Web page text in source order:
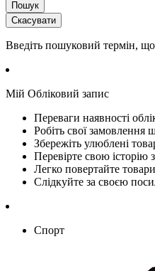
Пошук
Скасувати
Введіть пошуковий термін,
Мій Обліковий запис
Переваги наявності
Робіть свої
Збережіть улюблені
Перевірте свою історію
Легко повертайте товари
Слідкуйте за своєю
Спорт